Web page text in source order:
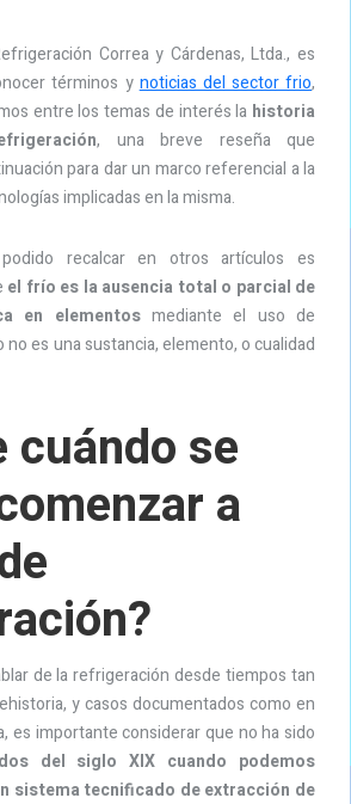
Correa y Cárdenas, Ltda., es
términos y noticias del sector frio,
entre los temas de interés la historia
, una breve reseña que
para dar un marco referencial a la
implicadas en la misma.
recalcar en otros artículos es
el frío es la ausencia total o parcial de
en elementosmediante el uso de
es una sustancia, elemento, o cualidad
cuándo se
a
de la refrigeración desde tiempos tan
y casos documentados como en
es importante considerar que no ha sido
del siglo XIX cuando podemos
sistema tecnificado de extracción de